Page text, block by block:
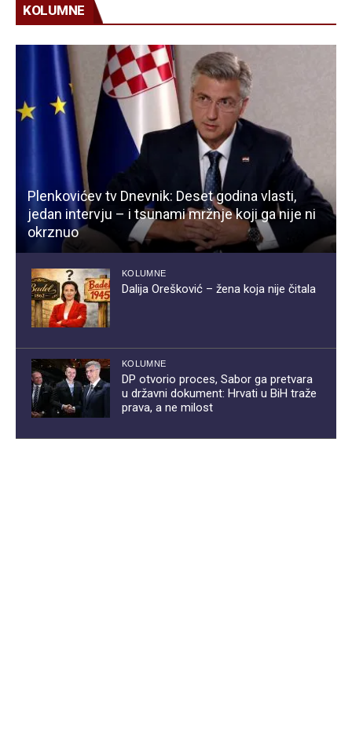
KOLUMNE
Plenkovićev tv Dnevnik: Deset godina vlasti,
jedan intervju – i tsunami mržnje koji ga nije ni
okrznuo
KOLUMNE
Dalija Orešković – žena koja nije čitala
KOLUMNE
DP otvorio proces, Sabor ga pretvara
u državni dokument: Hrvati u BiH traže
prava, a ne milost